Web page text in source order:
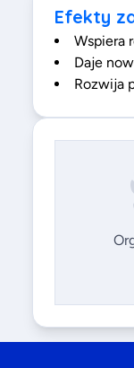
Efekty
Wspiera
Daje
Rozwija